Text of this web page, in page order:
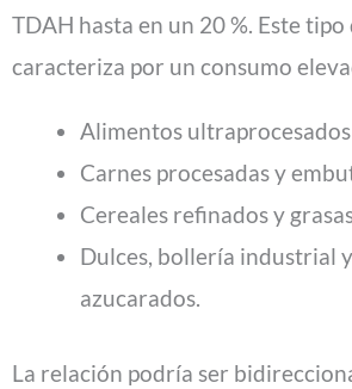
TDAH hasta en un 20 %. Este tipo
caracteriza por un consumo
Alimentos
Carnes procesadas y
Cereales refinados y
Dulces, bollería industrial
azucarados.
La relación podría ser